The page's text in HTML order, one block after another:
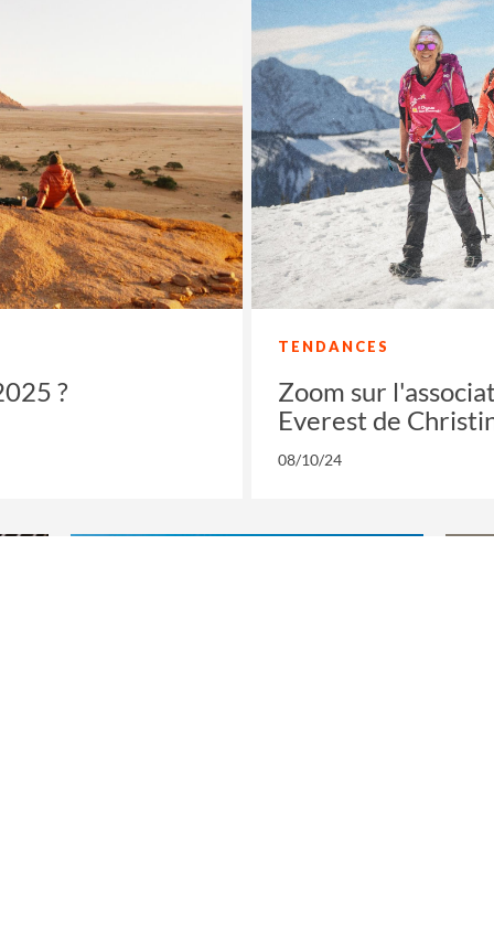
?
TENDANCES
Zoom sur
Everest de
08/10/24